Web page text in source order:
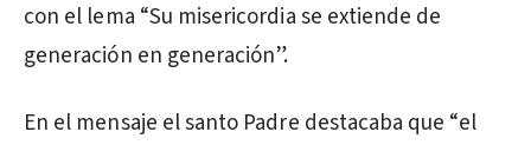
con el lema “Su misericordia se extiende de
generación en generación”.
En el mensaje el santo Padre destacaba que “el